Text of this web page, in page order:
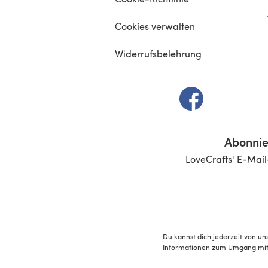
Cookies verwalten
Widerrufsbelehrung
(öffnet sich in
LoveCrafts' E-
Du kannst dich jederzeit von
Informationen zum Umgang